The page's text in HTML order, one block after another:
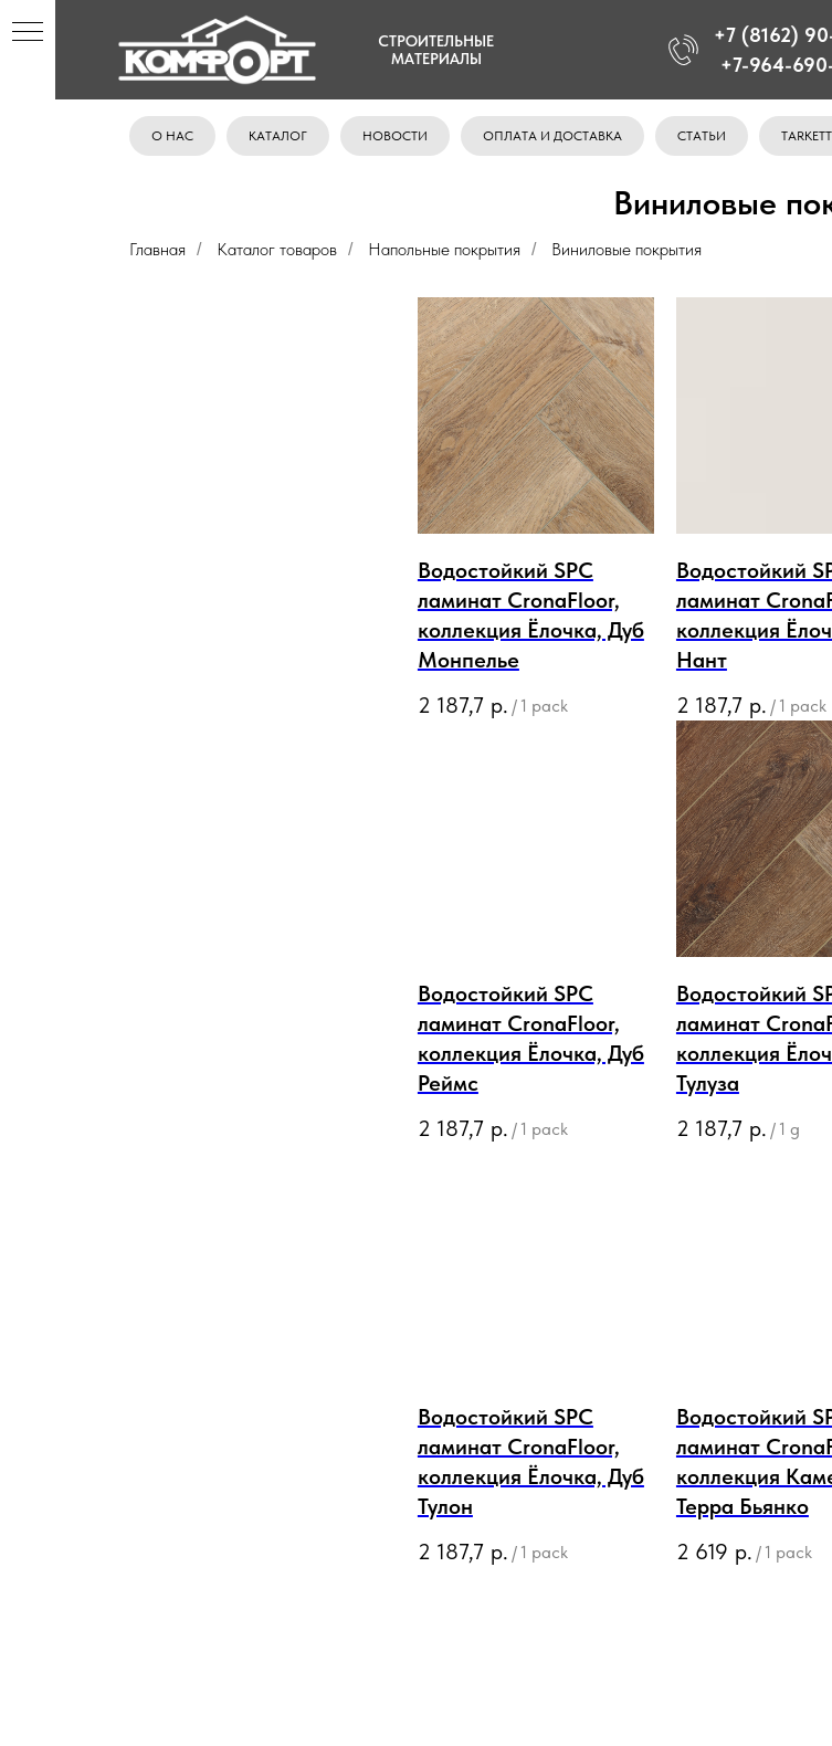
СТРОИТЕЛЬНЫЕ
МАТЕРИАЛЫ
+7 (8162)
+7-964-
О НАС КАТАЛОГ НОВОСТИ ОПЛАТА И ДОСТАВКА СТАТЬИ TARKETT
Виниловые
Главная / Каталог товаров / Напольные покрытия / Виниловые покрытия
Водостойкий SPC
ламинат CronaFloor,
коллекция Ёлочка, Дуб
Монпелье
2 187,7 р. / 1 pack
Водостойкий
ламинат
коллекция
Нант
2 187,7 р. / 1 pack
Водостойкий SPC
ламинат CronaFloor,
коллекция Ёлочка, Дуб
Реймс
2 187,7 р. / 1 pack
Водостойкий
ламинат
коллекция
Тулуза
2 187,7 р. / 1 g
Водостойкий SPC
ламинат CronaFloor,
коллекция Ёлочка, Дуб
Тулон
2 187,7 р. / 1 pack
Водостойкий
ламинат
коллекция
Терра Бьянко
2 619 р. / 1 pack